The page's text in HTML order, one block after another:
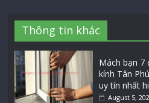
Thông tin khác
Mách bạn 7
kính Tân
uy tín nhất
August 5,